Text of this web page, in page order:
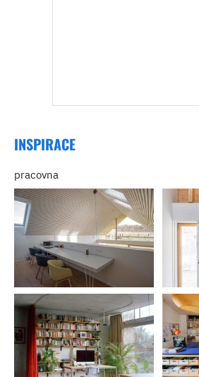
INSPIRACE
pracovna